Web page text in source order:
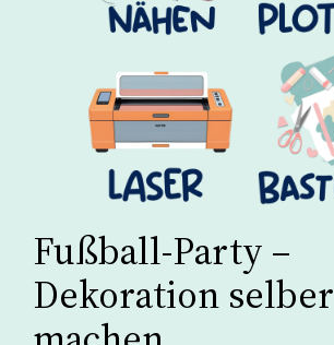
Fußball-Party –
Dekoration selber